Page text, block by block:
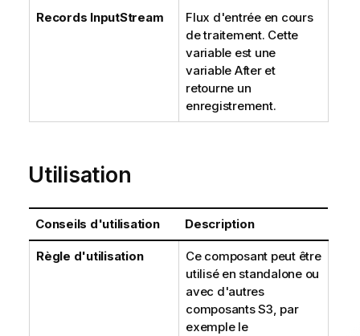
Records InputStream
Flux d'entrée en cours
de traitement. Cette
variable est une
variable After et
retourne un
enregistrement.
Utilisation
Conseils d'utilisation Description
Règle d'utilisation
Ce composant peut être
utilisé en standalone ou
avec d'autres
composants S3, par
exemple le